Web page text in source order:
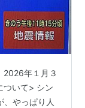
2026年１月３
ついて> シン
、やっぱり人